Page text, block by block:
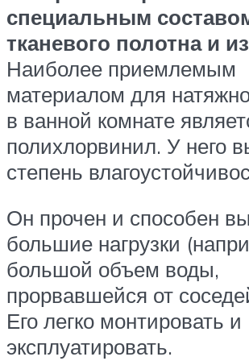
специальным
тканевого полотна и
Наиболее приемлемым
материалом для
в ванной комнате
полихлорвинил. У него
степень
Он прочен и способен
большие нагрузки
большой объем воды,
прорвавшейся от
Его легко монтировать и
эксплуатировать.